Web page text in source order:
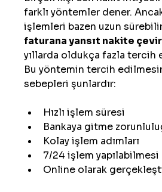
farklı yöntemler dener.
işlemleri bazen uzun
faturana yansıt nakite
yıllarda oldukça fazla tercih
Bu yöntemin tercih
sebepleri şunlardır:
Hızlı işlem süresi
Bankaya gitme
Kolay işlem adımları
7/24 işlem yapılabilmesi
Online olarak